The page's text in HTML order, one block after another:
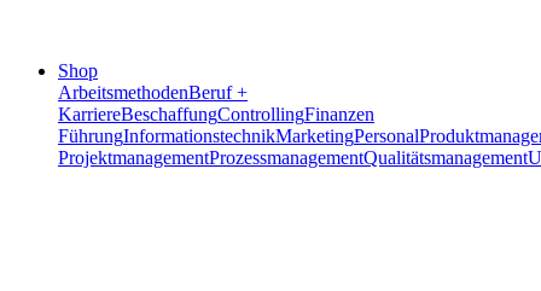
Shop
ArbeitsmethodenBeruf +
KarriereBeschaffungControllingFinanzen
FührungInformationstechnikMarketingPersonal
ProjektmanagementProzessmanagementQualitätsmanagement